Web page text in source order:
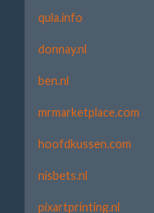
qula.info
donnay.nl
ben.nl
mrmarketplace.com
hoofdkussen.com
nisbets.nl
pixartprinting.nl